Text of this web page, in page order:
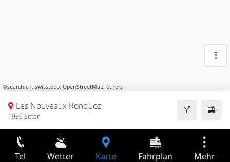
©search.ch, swisstopo, OpenStreetMap, others
Les Nouveaux Ronquoz
1950 Sitten
Tel Wetter Karte Fahrplan Mehr